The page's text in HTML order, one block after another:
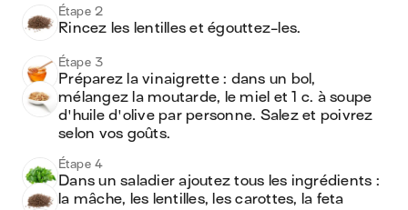
Étape 2
Rincez les lentilles et égouttez-les.
Étape 3
Préparez la vinaigrette : dans un bol,
mélangez la moutarde, le miel et 1 c. à soupe
d'huile d'olive par personne. Salez et poivrez
selon vos goûts.
Étape 4
Dans un saladier ajoutez tous les ingrédients :
la mâche, les lentilles, les carottes, la feta